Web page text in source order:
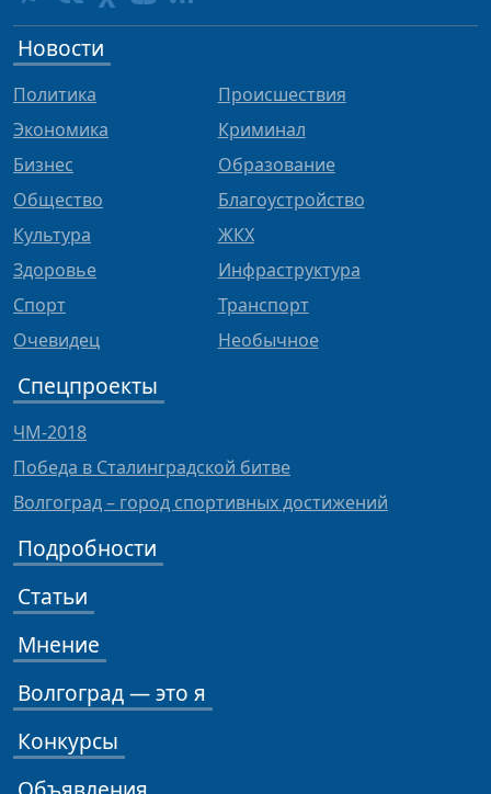
Новости
Политика
Экономика
Бизнес
Общество
Культура
Здоровье
Спорт
Очевидец
Происшествия
Криминал
Образование
Благоустройство
ЖКХ
Инфраструктура
Транспорт
Необычное
Спецпроекты
ЧМ-2018
Победа в Сталинградской битве
Волгоград – город спортивных достижений
Подробности
Статьи
Мнение
Волгоград — это я
Конкурсы